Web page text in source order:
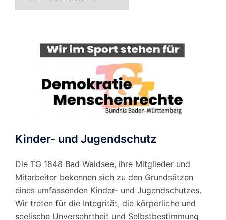
nach
Kinder- und Jugendschutz
Die TG 1848 Bad Waldsee, ihre Mitglieder und
Mitarbeiter bekennen sich zu den Grundsätzen
eines umfassenden Kinder- und Jugendschutzes.
Wir treten für die Integrität, die körperliche und
seelische Unversehrtheit und Selbstbestimmung